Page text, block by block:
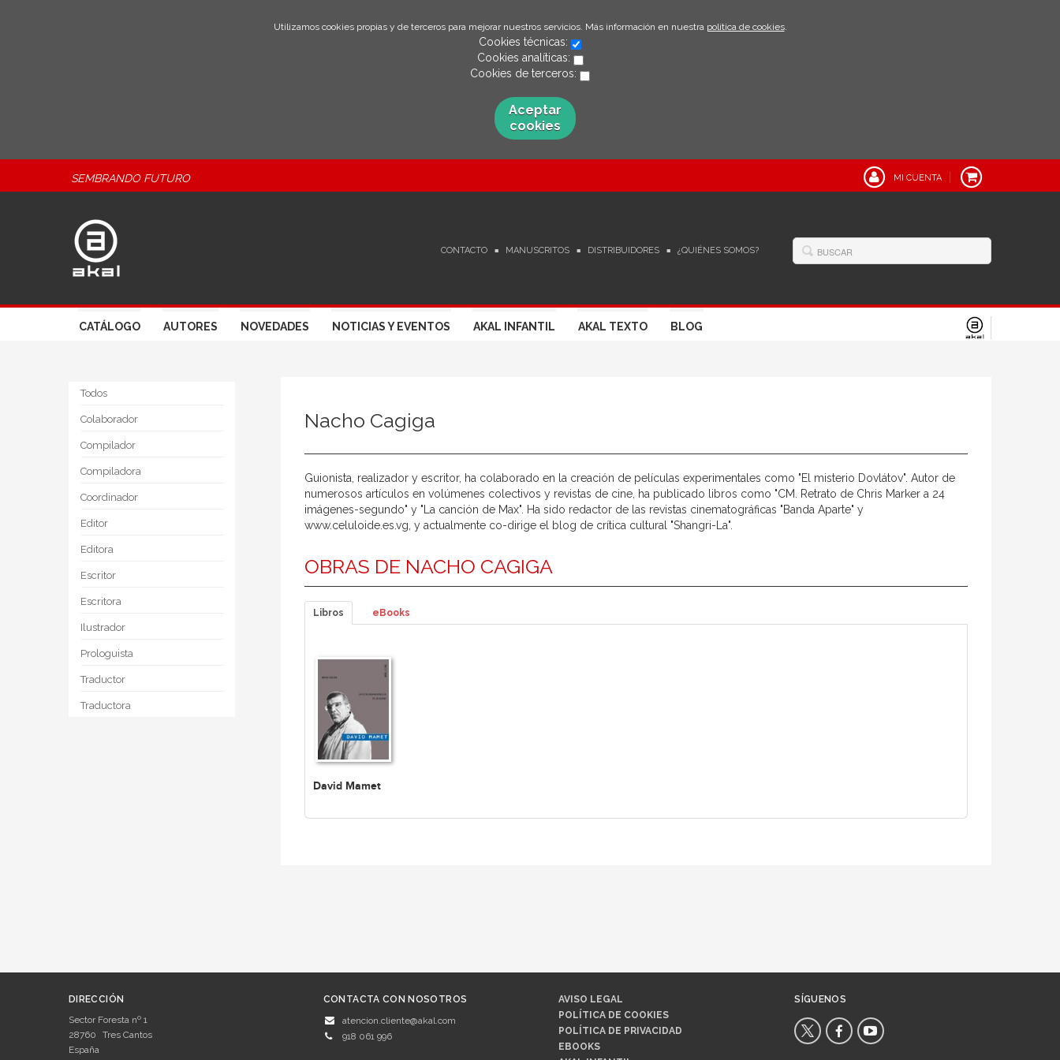
Utilizamos cookies propias y de terceros para mejorar nuestros servicios. Más información en nuestra política de cookies.
Cookies técnicas:
Cookies analíticas:
Cookies de terceros:
Aceptar
cookies
SEMBRANDO FUTURO MI CUENTA
CONTACTO MANUSCRITOS DISTRIBUIDORES ¿QUIÉNES SOMOS?
CATÁLOGO AUTORES NOVEDADES NOTICIAS Y EVENTOS AKAL INFANTIL AKAL TEXTO BLOG
Todos
Colaborador
Compilador
Compiladora
Coordinador
Editor
Editora
Escritor
Escritora
Ilustrador
Prologuista
Traductor
Traductora
Nacho Cagiga
Guionista, realizador y escritor, ha colaborado en la creación de películas experimentales como "El misterio Dovlátov". Autor de
numerosos artículos en volúmenes colectivos y revistas de cine, ha publicado libros como "CM. Retrato de Chris Marker a 24
imágenes-segundo" y "La canción de Max". Ha sido redactor de las revistas cinematográficas "Banda Aparte" y
www.celuloide.es.vg, y actualmente co-dirige el blog de crítica cultural "Shangri-La".
OBRAS DE NACHO CAGIGA
Libros eBooks
David Mamet
DIRECCIÓN
Sector Foresta nº 1
28760
Tres Cantos
España
CONTACTA CON NOSOTROS
atencion.cliente@akal.com
918 061 996
AVISO LEGAL
POLÍTICA DE COOKIES
POLÍTICA DE PRIVACIDAD
EBOOKS
SÍGUENOS